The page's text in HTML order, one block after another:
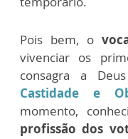
Pois bem, o
vivenciar os
consagra a
Castidade e
momento,
profissão dos